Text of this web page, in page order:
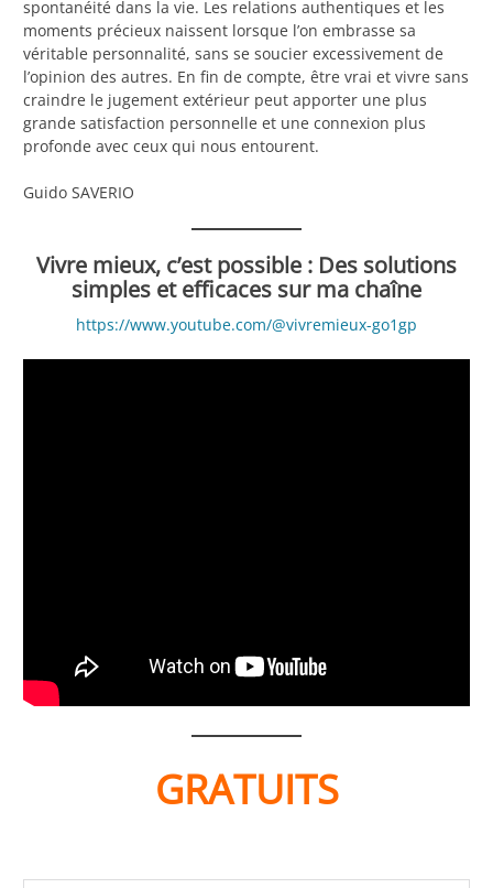
spontanéité dans la vie. Les relations authentiques et les
moments précieux naissent lorsque l’on embrasse sa
véritable personnalité, sans se soucier excessivement de
l’opinion des autres. En fin de compte, être vrai et vivre sans
craindre le jugement extérieur peut apporter une plus
grande satisfaction personnelle et une connexion plus
profonde avec ceux qui nous entourent.
Guido SAVERIO
Vivre mieux, c’est possible : Des solutions
simples et efficaces sur ma chaîne
https://www.youtube.com/@vivremieux-go1gp
GRATUITS